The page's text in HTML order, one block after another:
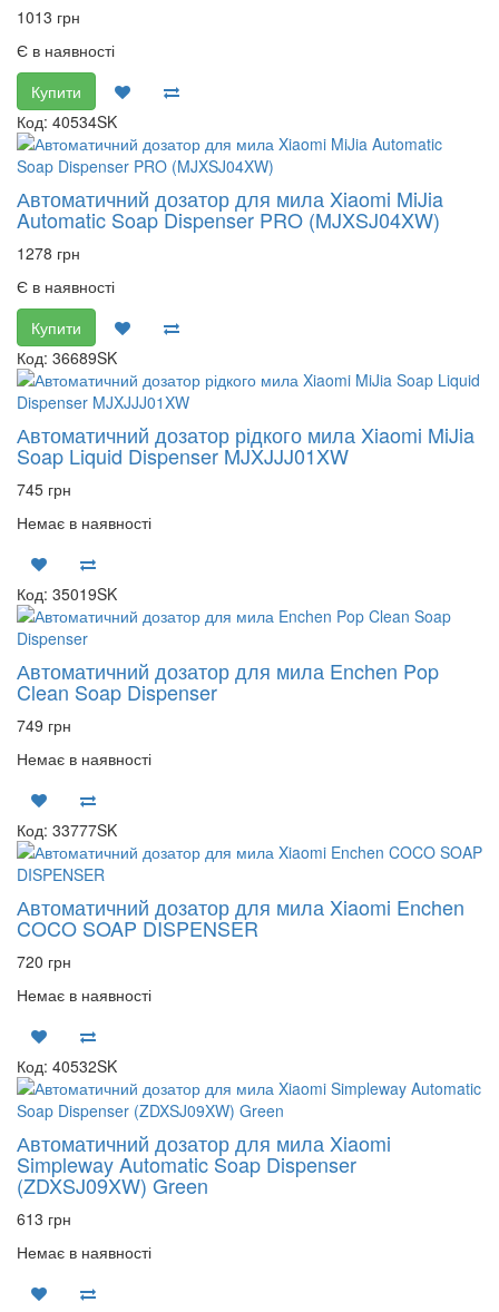
1013 грн
Є в наявності
Купити
Код: 40534SK
Автоматичний дозатор для мила Xiaomi MiJia
Automatic Soap Dispenser PRO (MJXSJ04XW)
1278 грн
Є в наявності
Купити
Код: 36689SK
Автоматичний дозатор рідкого мила Xiaomi MiJia
Soap Liquid Dispenser MJXJJJ01XW
745 грн
Немає в наявності
Код: 35019SK
Автоматичний дозатор для мила Enchen Pop
Clean Soap Dispenser
749 грн
Немає в наявності
Код: 33777SK
Автоматичний дозатор для мила Xiaomi Enchen
COCO SOAP DISPENSER
720 грн
Немає в наявності
Код: 40532SK
Автоматичний дозатор для мила Xiaomi
Simpleway Automatic Soap Dispenser
(ZDXSJ09XW) Green
613 грн
Немає в наявності